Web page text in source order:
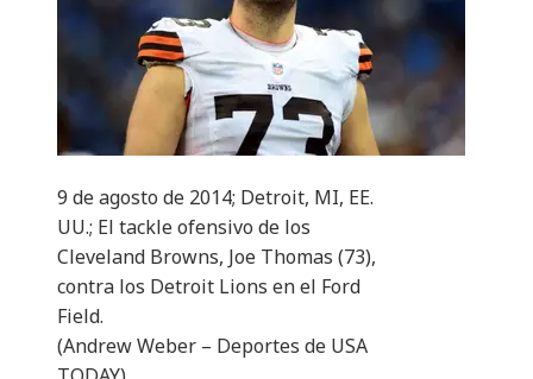
9 de agosto de 2014; Detroit, MI, EE.
UU.; El tackle ofensivo de los
Cleveland Browns, Joe Thomas (73),
contra los Detroit Lions en el Ford
Field.
(Andrew Weber – Deportes de USA